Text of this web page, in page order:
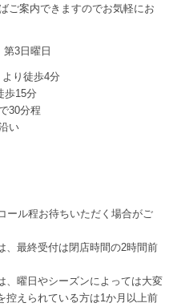
ご案内できますのでお気軽にお
第3日曜日
り徒歩4分
歩15分
30分程
い
ール程お待ちいただく場合がご
最終受付は閉店時間の2時間前
曜日やシーズンによっては大変
控えられている方は1か月以上前